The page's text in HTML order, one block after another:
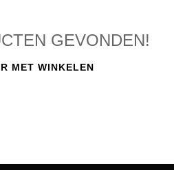
GEVONDEN!
MET WINKELEN